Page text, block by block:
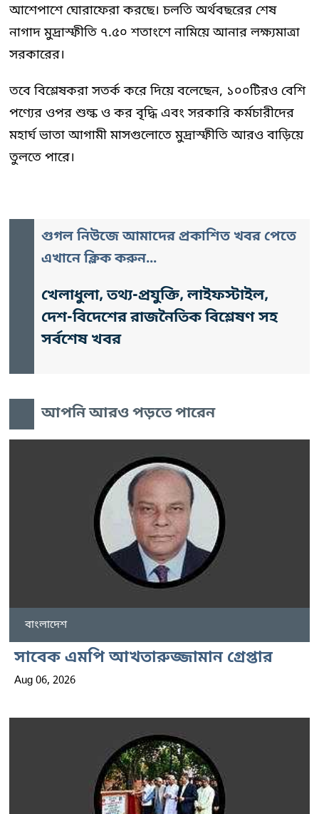
আশেপাশে ঘোরাফেরা করছে। চলতি অর্থবছরের শেষ
নাগাদ মুদ্রাস্ফীতি ৭.৫০ শতাংশে নামিয়ে আনার লক্ষ্যমাত্রা
সরকারের।
তবে বিশ্লেষকরা সতর্ক করে দিয়ে বলেছেন, ১০০টিরও বেশি
পণ্যের ওপর শুল্ক ও কর বৃদ্ধি এবং সরকারি কর্মচারীদের
মহার্ঘ ভাতা আগামী মাসগুলোতে মুদ্রাস্ফীতি আরও বাড়িয়ে
তুলতে পারে।
গুগল নিউজে আমাদের প্রকাশিত খবর পেতে
এখানে ক্লিক করুন...
খেলাধুলা, তথ্য-প্রযুক্তি, লাইফস্টাইল,
দেশ-বিদেশের রাজনৈতিক বিশ্লেষণ সহ
সর্বশেষ খবর
আপনি আরও পড়তে পারেন
বাংলাদেশ
সাবেক এমপি আখতারুজ্জামান গ্রেপ্তার
Aug 06, 2026